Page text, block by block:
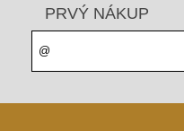
PRVÝ NÁKUP